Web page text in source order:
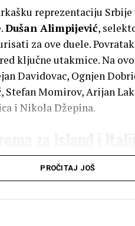
reprezentaciju
Dušan Alimpijević,
za ove duele. Povratak
ključne utakmice. Na
Davidovac, Ognjen
Stefan Momirov, Arijan
i Nikola Džepina.
okupljanjem
sa Francuskom u
okupljanje ima
PROČITAJ JOŠ